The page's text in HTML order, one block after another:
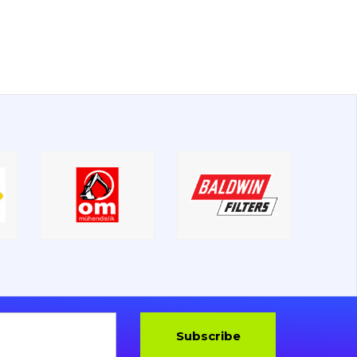
Subscribe